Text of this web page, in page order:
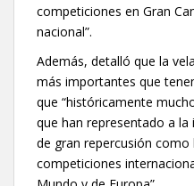
competiciones en Gran
nacional”.
Además, detalló que la
más importantes que
que “históricamente
que han representado a la
de gran repercusión como
competiciones